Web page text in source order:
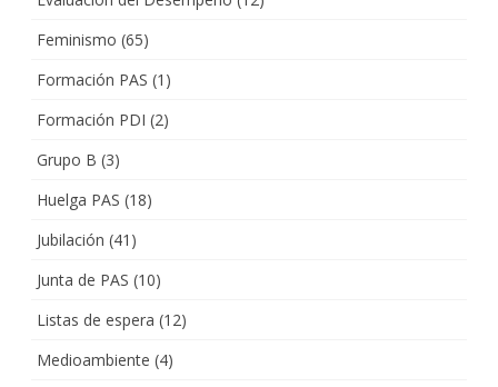
Feminismo (65)
Formación PAS (1)
Formación PDI (2)
Grupo B (3)
Huelga PAS (18)
Jubilación (41)
Junta de PAS (10)
Listas de espera (12)
Medioambiente (4)